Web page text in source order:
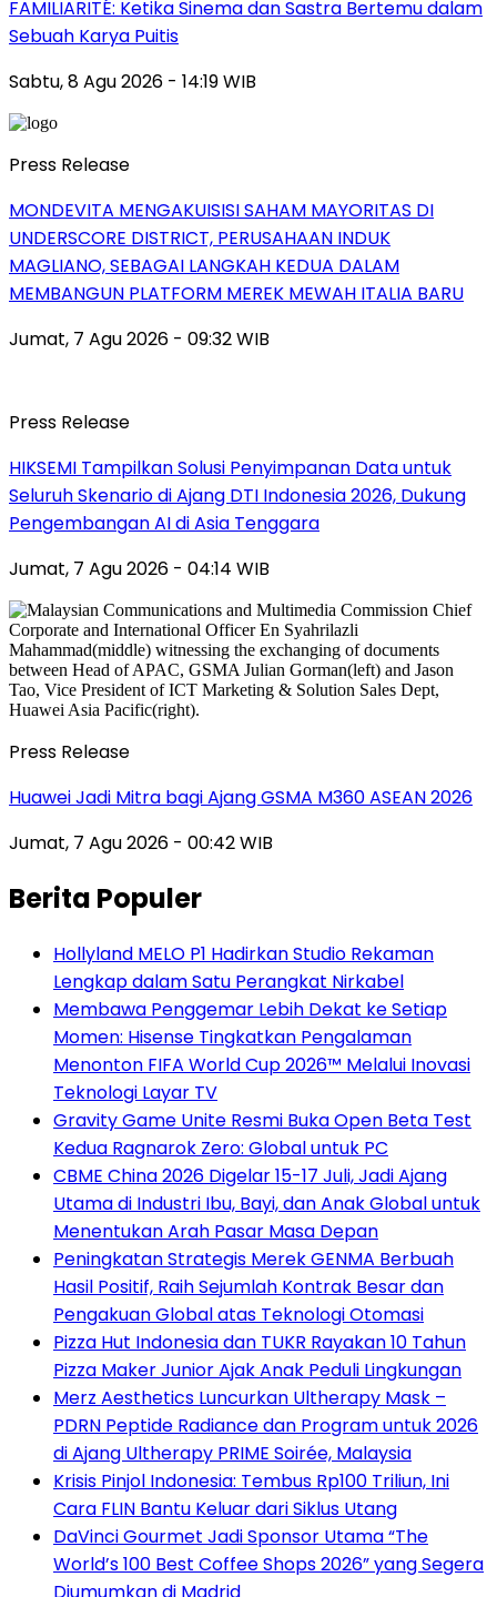
FAMILIARITÉ: Ketika Sinema dan Sastra Bertemu dalam
Sebuah Karya Puitis
Sabtu, 8 Agu 2026 - 14:19 WIB
Press Release
MONDEVITA MENGAKUISISI SAHAM MAYORITAS DI
UNDERSCORE DISTRICT, PERUSAHAAN INDUK
MAGLIANO, SEBAGAI LANGKAH KEDUA DALAM
MEMBANGUN PLATFORM MEREK MEWAH ITALIA BARU
Jumat, 7 Agu 2026 - 09:32 WIB
Press Release
HIKSEMI Tampilkan Solusi Penyimpanan Data untuk
Seluruh Skenario di Ajang DTI Indonesia 2026, Dukung
Pengembangan AI di Asia Tenggara
Jumat, 7 Agu 2026 - 04:14 WIB
Press Release
Huawei Jadi Mitra bagi Ajang GSMA M360 ASEAN 2026
Jumat, 7 Agu 2026 - 00:42 WIB
Berita Populer
Hollyland MELO P1 Hadirkan Studio Rekaman
Lengkap dalam Satu Perangkat Nirkabel
Membawa Penggemar Lebih Dekat ke Setiap
Momen: Hisense Tingkatkan Pengalaman
Menonton FIFA World Cup 2026™ Melalui Inovasi
Teknologi Layar TV
Gravity Game Unite Resmi Buka Open Beta Test
Kedua Ragnarok Zero: Global untuk PC
CBME China 2026 Digelar 15-17 Juli, Jadi Ajang
Utama di Industri Ibu, Bayi, dan Anak Global untuk
Menentukan Arah Pasar Masa Depan
Peningkatan Strategis Merek GENMA Berbuah
Hasil Positif, Raih Sejumlah Kontrak Besar dan
Pengakuan Global atas Teknologi Otomasi
Pizza Hut Indonesia dan TUKR Rayakan 10 Tahun
Pizza Maker Junior Ajak Anak Peduli Lingkungan
Merz Aesthetics Luncurkan Ultherapy Mask –
PDRN Peptide Radiance dan Program untuk 2026
di Ajang Ultherapy PRIME Soirée, Malaysia
Krisis Pinjol Indonesia: Tembus Rp100 Triliun, Ini
Cara FLIN Bantu Keluar dari Siklus Utang
DaVinci Gourmet Jadi Sponsor Utama “The
World’s 100 Best Coffee Shops 2026” yang Segera
Diumumkan di Madrid